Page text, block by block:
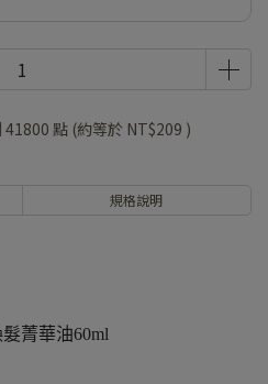
41800 點 (約等於 NT$209 )
規格說明
菁華油60ml